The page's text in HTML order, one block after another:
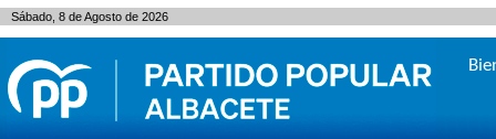
Sábado, 8 de Agosto de 2026